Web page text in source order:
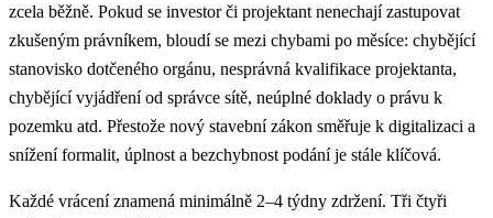
zcela běžně. Pokud se investor či projektant nenechají zastupovat
zkušeným právníkem, bloudí se mezi chybami po měsíce: chybějící
stanovisko dotčeného orgánu, nesprávná kvalifikace projektanta,
chybějící vyjádření od správce sítě, neúplné doklady o právu k
pozemku atd. Přestože nový stavební zákon směřuje k digitalizaci a
snížení formalit, úplnost a bezchybnost podání je stále klíčová.
Každé vrácení znamená minimálně 2–4 týdny zdržení. Tři čtyři